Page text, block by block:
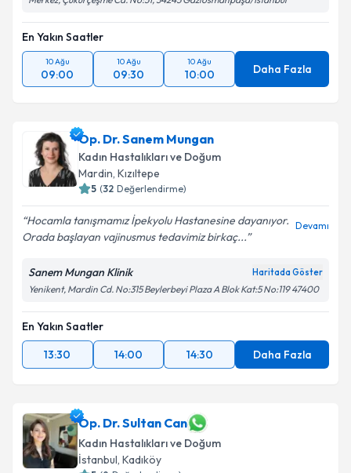
En Yakın Saatler
10 Ağu
09:00
10 Ağu
09:30
10 Ağu
10:00 Daha Fazla
Op. Dr. Sanem Mungan
Kadın Hastalıkları ve Doğum
Mardin, Kızıltepe
5 (32 Değerlendirme)
Hocamla tanışmamız İpekyolu Hastanesine dayanıyor.
Orada başlayan vajinusmus tedavimiz birkaç...
Devamı
Sanem Mungan Klinik Haritada Göster
Yenikent, Mardin Cd. No:315 Beylerbeyi Plaza A Blok Kat:5 No:119 47400
En Yakın Saatler
13:30
14:00 14:30 Daha Fazla
Op. Dr. Sultan Can
Kadın Hastalıkları ve Doğum
İstanbul, Kadıköy